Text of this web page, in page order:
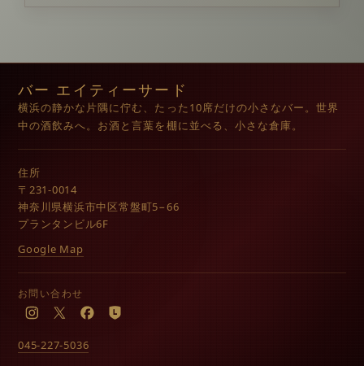
バー エイティーサード
横浜の静かな片隅に佇む、たった10席だけの小さなバー。世界
中の酒飲みへ。お酒と言葉を棚に並べる、小さな倉庫。
住所
〒231-0014
神奈川県横浜市中区常盤町5−66
プランタンビル6F
Google Map
お問い合わせ
Instagram
X Facebook
LINE
045-227-5036